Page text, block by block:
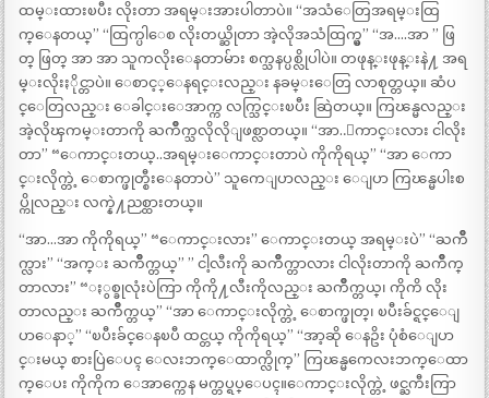
ထမ္းထားၿပီး လိုးတာ အရမ္းအားပါတာပဲ။ “အသံေတြအရမ္းထြ
က္ေနတယ္” “ထြက္ပါေစ လိုးတယ္ဆိုတာ အဲ့လိုအသံထြက္မွ” “အ….အာ ” ဖြ
တ္ ဖြတ္ အာ အာ သူကလိုးေနတာမ်ား စက္သနပ္ပစ္လိုပါပဲ။ တဖုန္းဖုန္းနဲ႔ အရ
မ္းလိုးႏိုင္တာပဲ။ ေစာင့္ေနရင္းလည္း နခမ္းေတြ လာစုတ္တယ္။ ဆံပ
င္ေတြလည္း ေခါင္းေအာက္က လက္သြင္းၿပီး ဆြဲတယ္။ ကြၽန္မလည္း
အဲ့လိုၾကမ္းတာကို ႀကိဳက္သလိုလိုျဖစ္လာတယ္။ “အာ..ေကာင္းလား ငါလိုး
တာ” “ေကာင္းတယ္..အရမ္းေကာင္းတာပဲ ကိုကိုရယ္” “အာ ေကာ
င္းလိုက္တဲ့ ေစာက္ဖုတ္စီးေနတာပဲ” သူကေျပာလည္း ေျပာ ကြၽန္မပါးစ
ပ္ကိုလည္း လက္နဲ႔ညစ္ထားတယ္။
“အာ…အာ ကိုကိုရယ္” “ေကာင္းလား” ေကာင္းတယ္ အရမ္းပဲ” “ႀကိဳ
က္လား” “အက္း ႀကိဳက္တယ္” ” ငါ့လီးကို ႀကိဳက္တာလား ငါလိုးတာကို ႀကိဳက္
တာလား” “ႏွစ္ခုလုံးပဲကြာ ကိုကို႔လီးကိုလည္း ႀကိဳက္တယ္၊ ကိုကိ လိုး
တာလည္း ႀကိဳက္တယ္” “အာ ေကာင္းလိုက္တဲ့ ေစာက္ဖုတ္၊ ၿပီးခ်င္ရင္ေျ
ပာေနာ္” “ၿပီးခ်င္ေနၿပီ ထင္တယ္ ကိုကိုရယ္” “အာ့ဆို ေနဥိး ပုံစံေျပာ
င္းမယ္ စားပြဲေပၚ ေလးဘက္ေထာက္လိုက္” ကြၽန္မကေလးဘက္ေထာ
က္ေပး ကိုကိုက ေအာက္ကေန မက္တပ္ရပ္ေပၚ။ေကာင္းလိုက္တဲ့ ဖင္ႀကီးကြာ